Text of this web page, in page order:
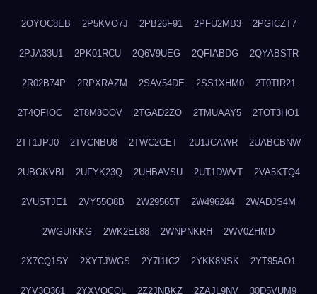
2OYOC8EB 2P5KVO7J 2PB26F91 2PFU2MB3 2PGICZT7
2PJA33U1 2PK01RCU 2Q6V9UEG 2QFIABDG 2QYABSTR
2R02B74P 2RPXRAZM 2SAV54DE 2SS1XHM0 2T0TIR21
2T4QFIOC 2T8M8OOV 2TGAD2ZO 2TMUAAY5 2TOT3HO1
2TT1JPJ0 2TVCNBU8 2TWC2CET 2U1JCAWR 2UABCBNW
2UBGKVBI 2UFYK23Q 2UHBAVSU 2UT1DWVT 2VA5KTQ4
2VUSTJE1 2VY55Q8B 2W29565T 2W496244 2WADJS4M
2WGUIKKG 2WK2EL88 2WNPNKRH 2WV0ZHMD
2X7CQ1SY 2XYTJWGS 2Y7I1IC2 2YKK8NSK 2YT95AO1
2YV3O361 2YXVOCOL 2Z2JNBKZ 2ZAJL9NV 30D5VUM9